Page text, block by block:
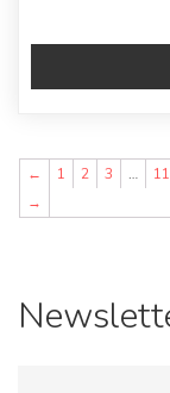
← 1 2 3 … 11
→